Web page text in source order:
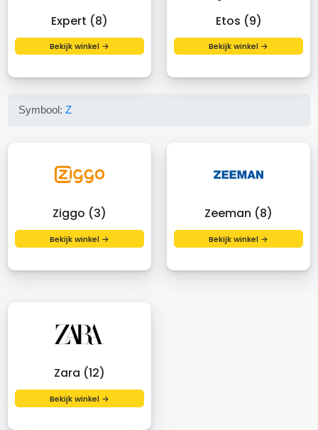
Expert (8)
Bekijk winkel →
Etos (9)
Bekijk winkel →
Symbool:Z
Ziggo (3)
Bekijk winkel →
Zeeman (8)
Bekijk winkel →
Zara (12)
Bekijk winkel →